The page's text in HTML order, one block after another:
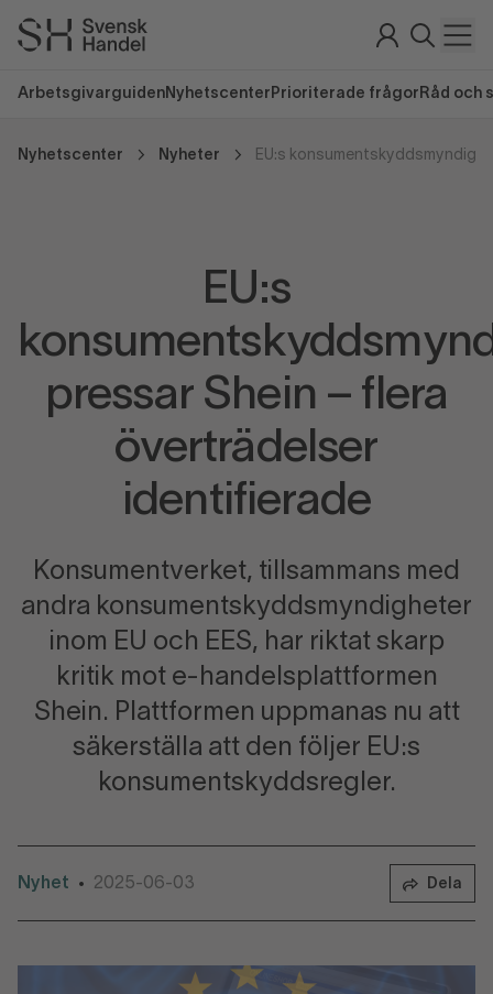
Arbetsgivarguiden Nyhetscenter Prioriterade frågor Råd och
Nyhetscenter Nyheter
EU:s
pressar Shein – flera
överträdelser
identifierade
Konsumentverket, tillsammans med
andra konsumentskyddsmyndigheter
inom EU och EES, har riktat skarp
kritik mot e-handelsplattformen
Shein. Plattformen uppmanas nu att
säkerställa att den följer EU:s
konsumentskyddsregler.
Nyhet • 2025-06-03 Dela